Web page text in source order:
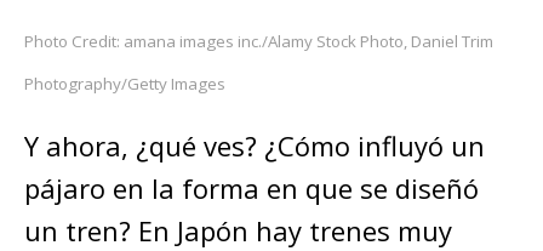
Photo Credit: amana images inc./Alamy Stock Photo, Daniel Trim
Photography/Getty Images
Y ahora, ¿qué ves? ¿Cómo influyó un
pájaro en la forma en que se diseñó
un tren? En Japón hay trenes muy